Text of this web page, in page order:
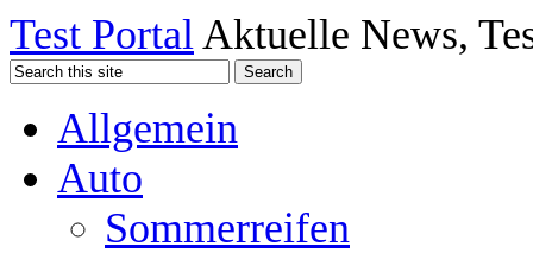
Test PortalAktuelle News,
Allgemein
Auto
Sommerreifen